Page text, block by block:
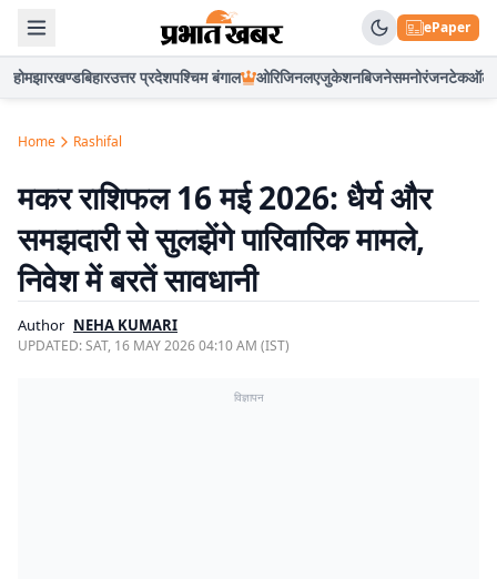
ePaper
होमझारखण्डबिहारउत्तर प्रदेशपश्चिम बंगाल ओरिजिनलएजुकेशनबिजनेसमनोरंजनटेकऑटो
Home Rashifal
मकर राशिफल 16 मई 2026: धैर्य और
समझदारी से सुलझेंगे पारिवारिक मामले,
निवेश में बरतें सावधानी
Author NEHA KUMARI
UPDATED:SAT, 16 MAY 2026 04:10 AM (IST)
विज्ञापन